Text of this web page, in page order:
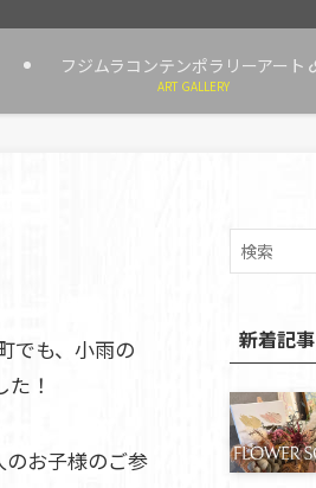
フジムラコンテンポラリーアート
ART GALLERY
でも、小雨の
！
お子様のご参
新着記事